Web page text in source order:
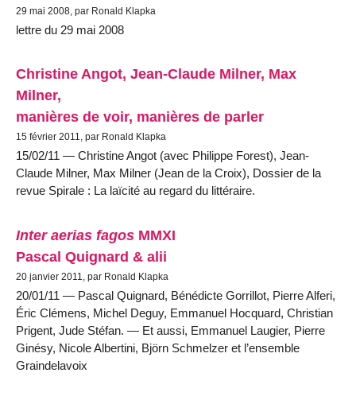
29 mai 2008, par Ronald Klapka
lettre du 29 mai 2008
Christine Angot, Jean-Claude Milner, Max
Milner,
manières de voir, manières de parler
15 février 2011, par Ronald Klapka
15/02/11 — Christine Angot (avec Philippe Forest), Jean-
Claude Milner, Max Milner (Jean de la Croix), Dossier de la
revue Spirale : La laïcité au regard du littéraire.
Inter aerias fagos MMXI
Pascal Quignard & alii
20 janvier 2011, par Ronald Klapka
20/01/11 — Pascal Quignard, Bénédicte Gorrillot, Pierre Alferi,
Éric Clémens, Michel Deguy, Emmanuel Hocquard, Christian
Prigent, Jude Stéfan. — Et aussi, Emmanuel Laugier, Pierre
Ginésy, Nicole Albertini, Björn Schmelzer et l’ensemble
Graindelavoix